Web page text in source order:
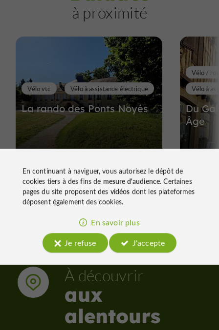
à proximité
La rando des Ponts Noyés
Vélo vtc Vélo à assistance électrique
49 m - Mirande
Du
Âge
Vélo /
Vélo à
À découvrir
aux
alentours
En continuant à naviguer, vous autorisez le dépôt de
cookies tiers à des fins de mesure d'audience. Certaines
pages du site proposent des vidéos dont les plateformes
déposent également des cookies.
En savoir plus
Je refuse
J'accepte